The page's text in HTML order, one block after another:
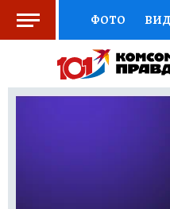
ФОТО
ВЫБОР